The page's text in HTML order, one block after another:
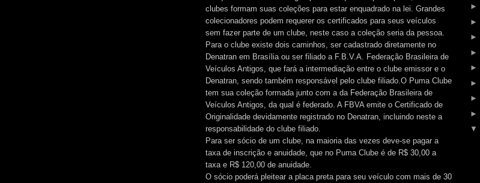
clubes formam suas coleções para estar enquadrado na lei. Grandes
colecionadores podem requerer os certificados para seus veículos
sem fazer parte de um clube, neste caso a coleção seria da pessoa.
Para o clube existe dois caminhos, ser cadastrado diretamente no
Denatran em Brasília ou ser filiado a F.B.V.A. Federação Brasileira de
Veículos Antigos, que fará a intermediação entre o clube emissor e o
Denatran, sendo também responsável pelo clube filiado.O Puma Clube
tem sua coleção formada junto com a da Federação Brasileira de
Veículos Antigos, da qual é federado. A FBVA emite o Certificado de
Originalidade devidamente registrado no Denatran, incluindo neste a
responsabilidade do clube filiado.
Para ser sócio de um clube, na maioria das vezes deve-se pagar a
taxa de inscrição e anuidade, que no Puma Clube é de R$ 30,00 a
taxa e R$ 120,00 de anuidade.
O sócio poderá pleitear a placa preta para seu veículo com mais de 30
►
►
►
►
►
►
►
►
▼